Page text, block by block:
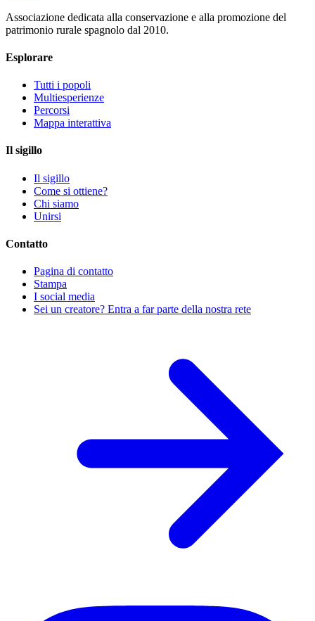
Associazione dedicata alla conservazione e alla promozione del
patrimonio rurale spagnolo dal 2010.
Esplorare
Tutti i popoli
Multiesperienze
Percorsi
Mappa interattiva
Il sigillo
Il sigillo
Come si ottiene?
Chi siamo
Unirsi
Contatto
Pagina di contatto
Stampa
I social media
Sei un creatore? Entra a far parte della nostra rete